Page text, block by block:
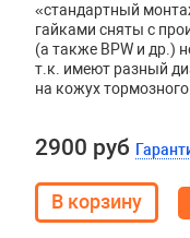
«стандартный
гайками сняты с
(а также BPWи др.)
т.к. имеют разный
на кожух
2900 руб